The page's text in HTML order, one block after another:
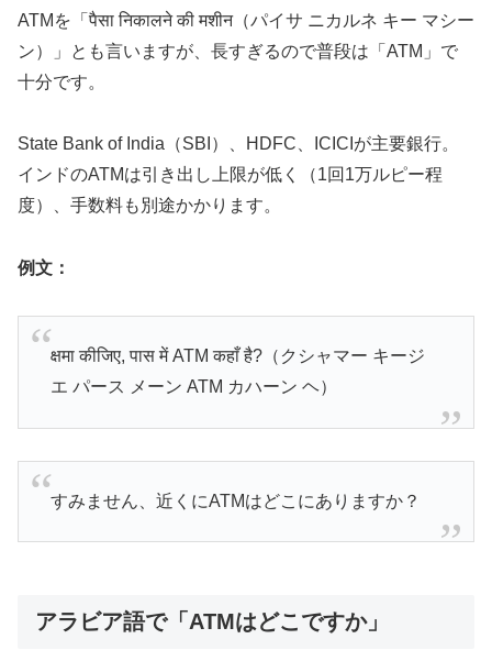
ATMを「पैसा निकालने की मशीन（パイサ ニカルネ キー マシー
ン）」とも言いますが、長すぎるので普段は「ATM」で
十分です。
State Bank of India（SBI）、HDFC、ICICIが主要銀行。
インドのATMは引き出し上限が低く（1回1万ルピー程
度）、手数料も別途かかります。
例文：
क्षमा कीजिए, पास में ATM कहाँ है?（クシャマー キージ
エ パース メーン ATM カハーン ヘ）
すみません、近くにATMはどこにありますか？
アラビア語で「ATMはどこですか」